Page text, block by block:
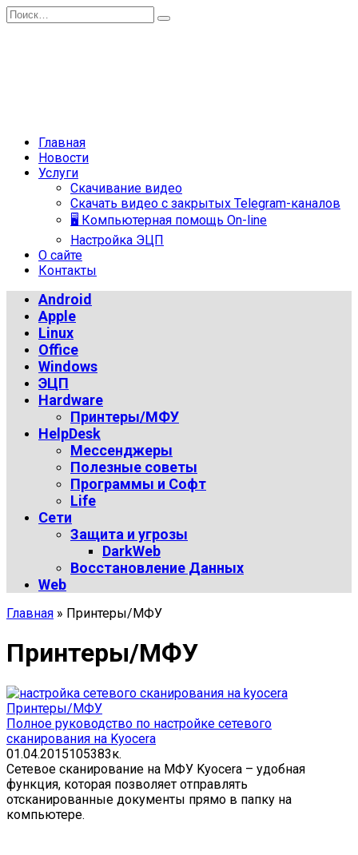
Перейти
к
Search
for:
Главная
Новости
Услуги
Скачивание видео
Скачать видео с закрытых Telegram-каналов
🖥 Компьютерная помощь On-line
Настройка ЭЦП
О сайте
Контакты
Android
Apple
Linux
Office
Windows
ЭЦП
Hardware
Принтеры/МФУ
HelpDesk
Мессенджеры
Полезные советы
Программы и Софт
Life
Сети
Защита и угрозы
DarkWeb
Восстановление Данных
Web
Главная » Принтеры/МФУ
Принтеры/МФУ
Принтеры/МФУ
Полное руководство по настройке сетевого
сканирования на Kyocera
01.04.2015105383к.
Сетевое сканирование на МФУ Kyocera – удобная
функция, которая позволяет отправлять
отсканированные документы прямо в папку на
компьютере.